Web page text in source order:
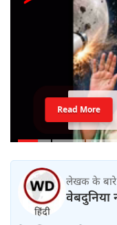
Read More
लेखक के
वेबदुनिया